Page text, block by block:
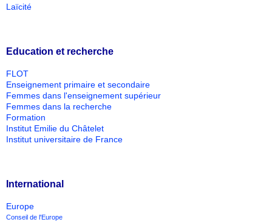
Laïcité
Education et recherche
FLOT
Enseignement primaire et secondaire
Femmes dans l'enseignement supérieur
Femmes dans la recherche
Formation
Institut Emilie du Châtelet
Institut universitaire de France
International
Europe
Conseil de l'Europe